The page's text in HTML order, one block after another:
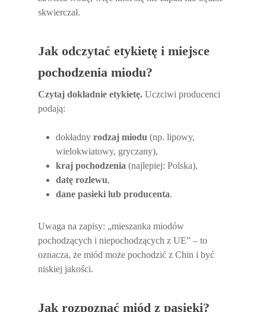
skwierczał.
Jak odczytać etykietę i miejsce
pochodzenia miodu?
Czytaj dokładnie etykietę. Uczciwi producenci
podają:
dokładnyrodzaj miodu (np. lipowy,
wielokwiatowy, gryczany),
kraj pochodzenia (najlepiej: Polska),
datę rozlewu,
dane pasieki lub producenta.
Uwaga na zapisy: „mieszanka miodów
pochodzących i niepochodzących z UE” – to
oznacza, że miód może pochodzić z Chin i być
niskiej jakości.
Jak rozpoznać miód z pasieki?